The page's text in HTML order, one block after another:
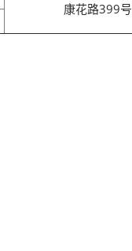
康花路399号